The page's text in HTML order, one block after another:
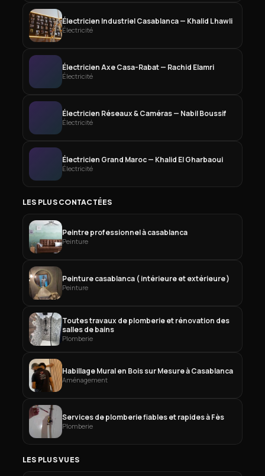
Électricien Industriel Casablanca — Khalid Lhawli
Électricité
Électricien Axe Casa-Rabat — Rachid Elamri
Électricité
Électricien Réseaux & Caméras — Nabil Boussif
Électricité
Électricien Grand Maroc — Khalid El Gharbaoui
Électricité
LES PLUS CONTACTÉES
Peintre professionnel à casablanca
Peinture
Peinture casablanca ( intérieure et extérieure )
Peinture
Toutes travaux de plomberie et rénovation des
salles de bains
Plomberie
Habillage Mural en Bois sur Mesure à Casablanca
Aménagement
Services de plomberie fiables et rapides à Fès
Plomberie
LES PLUS VUES